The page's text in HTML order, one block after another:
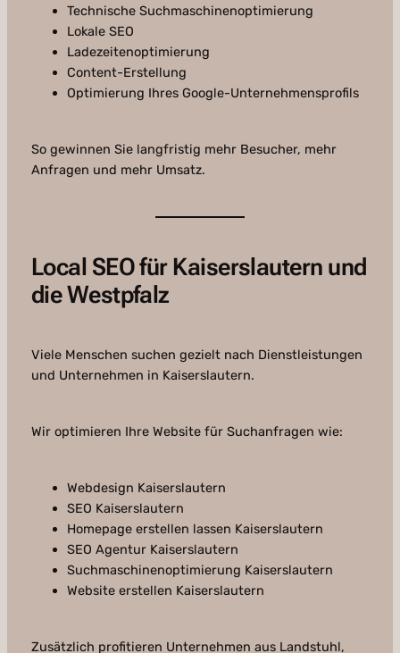
Technische Suchmaschinenoptimierung
Lokale SEO
Ladezeitenoptimierung
Content-Erstellung
Optimierung Ihres Google-Unternehmensprofils
So gewinnen Sie langfristig mehr Besucher, mehr
Anfragen und mehr Umsatz.
Local SEO für Kaiserslautern und
die Westpfalz
Viele Menschen suchen gezielt nach Dienstleistungen
und Unternehmen in Kaiserslautern.
Wir optimieren Ihre Website für Suchanfragen wie:
Webdesign Kaiserslautern
SEO Kaiserslautern
Homepage erstellen lassen Kaiserslautern
SEO Agentur Kaiserslautern
Suchmaschinenoptimierung Kaiserslautern
Website erstellen Kaiserslautern
Zusätzlich profitieren Unternehmen aus Landstuhl,